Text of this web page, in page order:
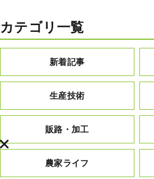
カテゴリ一覧
新着記事
生産技術
販路・加工
農家ライフ